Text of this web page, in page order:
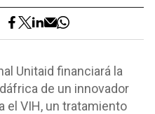
Unitaid financiará la
de un innovador
el VIH, un tratamiento